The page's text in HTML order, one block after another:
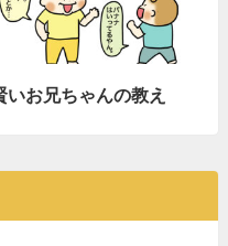
いお兄ちゃんの教え